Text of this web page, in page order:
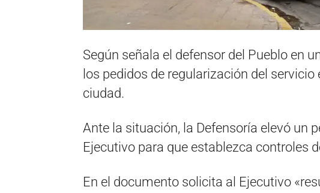
Según señala el defensor del Pueblo en
los pedidos de regularización del
ciudad.
Ante la situación, la Defensoría elevó un
Ejecutivo para que establezca controles
En el documento solicita al Ejecutivo